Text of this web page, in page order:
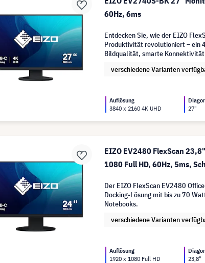
60Hz, 6ms
Entdecken Sie, wie der EIZO
Produktivität revolutioniert – ein
Bildqualität, smarte
verschiedene Varianten
Auflösung
3840 x 2160 4K UHD
27"
EIZO EV2480 FlexScan
1080 Full HD, 60Hz, 5ms,
Der EIZO FlexScan EV2480
Docking-Lösung mit bis zu 70
Notebooks.
verschiedene Varianten
Auflösung
1920 x 1080 Full HD
23,8"